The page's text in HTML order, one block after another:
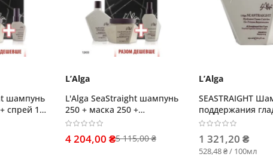
шампунь
спрей 15
L’Alga
L'Alga SeaStraight шампунь
250 + маска 250 +
термозащитная сыворотка
4 204,00 ₴5 115,00 ₴
L’Alga
SEASTRAIGHT
поддержания
выпрямленных
1 321,20 ₴
528,48 ₴ / 100мл